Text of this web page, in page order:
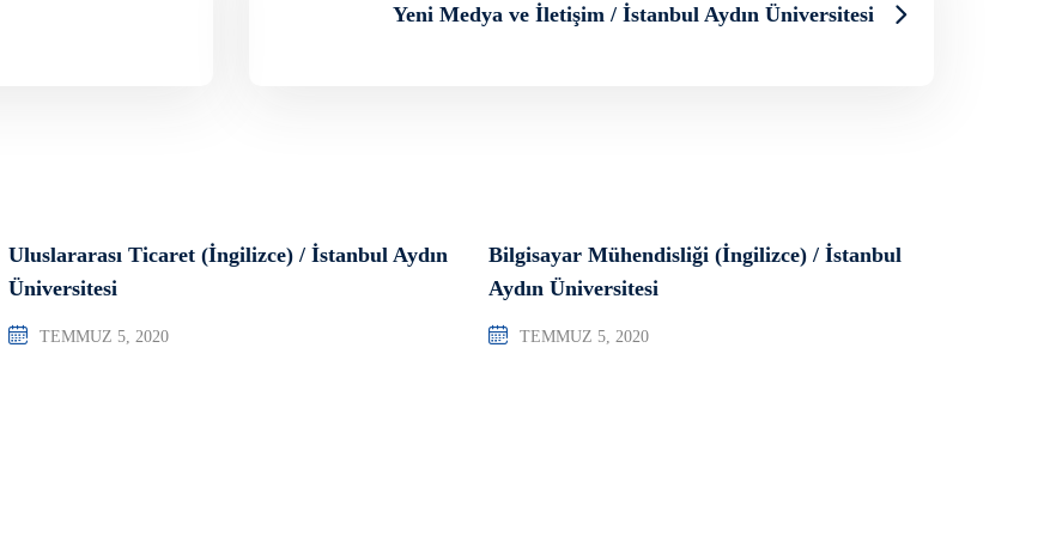
Yeni Medya ve İletişim / İstanbul Aydın Üniversitesi
Uluslararası Ticaret (İngilizce) / İstanbul Aydın
Üniversitesi
TEMMUZ 5, 2020
Bilgisayar Mühendisliği (İngilizce) / İstanbul
Aydın Üniversitesi
TEMMUZ 5, 2020